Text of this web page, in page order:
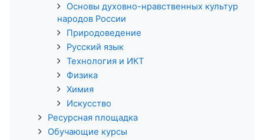
Основы духовно-нравственных культур
народов России
Природоведение
Русский язык
Технология и ИКТ
Физика
Химия
Искусство
Ресурсная площадка
Обучающие курсы